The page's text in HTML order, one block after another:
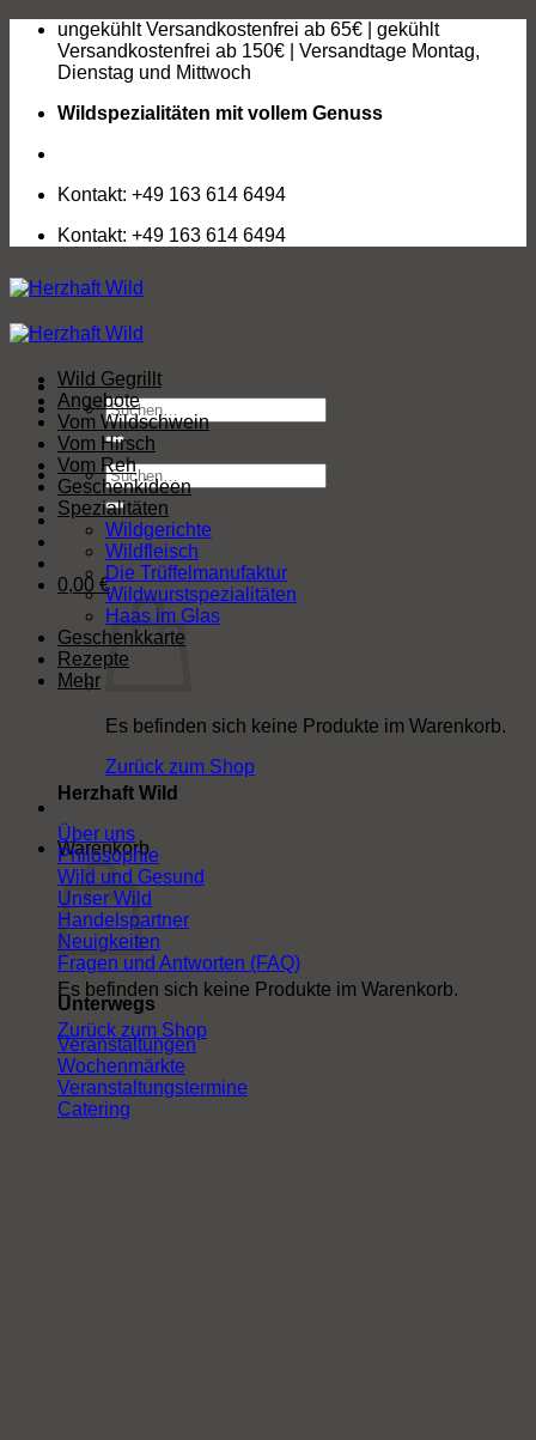
Zum
springen
ungekühlt Versandkostenfrei ab 65€ | gekühlt
Versandkostenfrei ab 150€ | Versandtage Montag,
Dienstag und Mittwoch
Wildspezialitäten mit vollem Genuss
Kontakt: +49 163 614 6494
Kontakt: +49 163 614 6494
Suchen
nach:
Suchen
nach:
0,00 €
Es befinden sich keine Produkte im Warenkorb.
Zurück zum Shop
Warenkorb
Es befinden sich keine Produkte im Warenkorb.
Zurück zum Shop
Wild Gegrillt
Angebote
Vom Wildschwein
Vom Hirsch
Vom Reh
Geschenkideen
Spezialitäten
Wildgerichte
Wildfleisch
Die Trüffelmanufaktur
Wildwurstspezialitäten
Haas im Glas
Geschenkkarte
Rezepte
Mehr
Herzhaft Wild
Über uns
Philosophie
Wild und Gesund
Unser Wild
Handelspartner
Neuigkeiten
Fragen und Antworten (FAQ)
Unterwegs
Veranstaltungen
Wochenmärkte
Veranstaltungstermine
Catering